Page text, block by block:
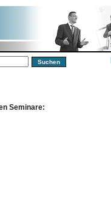
Seminare: